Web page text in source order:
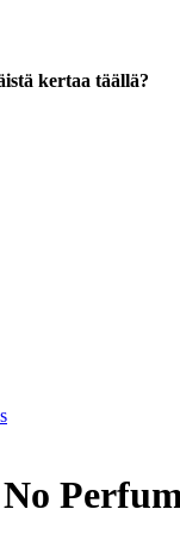
kertaa täällä?
No